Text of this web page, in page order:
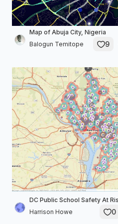
Map of Abuja City, Nigeria
Balogun Temitope
9
DC Public School Safety At
Harrison Howe
0